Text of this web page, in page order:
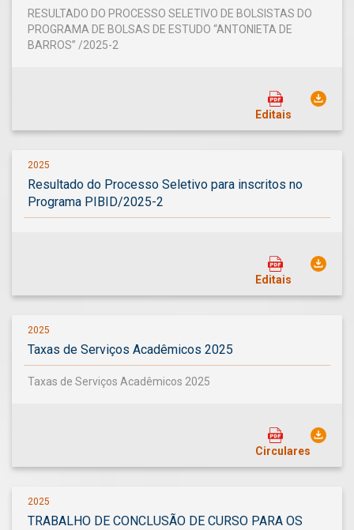
RESULTADO DO PROCESSO SELETIVO DE BOLSISTAS DO
PROGRAMA DE BOLSAS DE ESTUDO “ANTONIETA DE
BARROS” /2025-2
Editais
2025
Resultado do Processo Seletivo para inscritos no
Programa PIBID/2025-2
Editais
2025
Taxas de Serviços Acadêmicos 2025
Taxas de Serviços Acadêmicos 2025
Circulares
2025
TRABALHO DE CONCLUSÃO DE CURSO PARA OS